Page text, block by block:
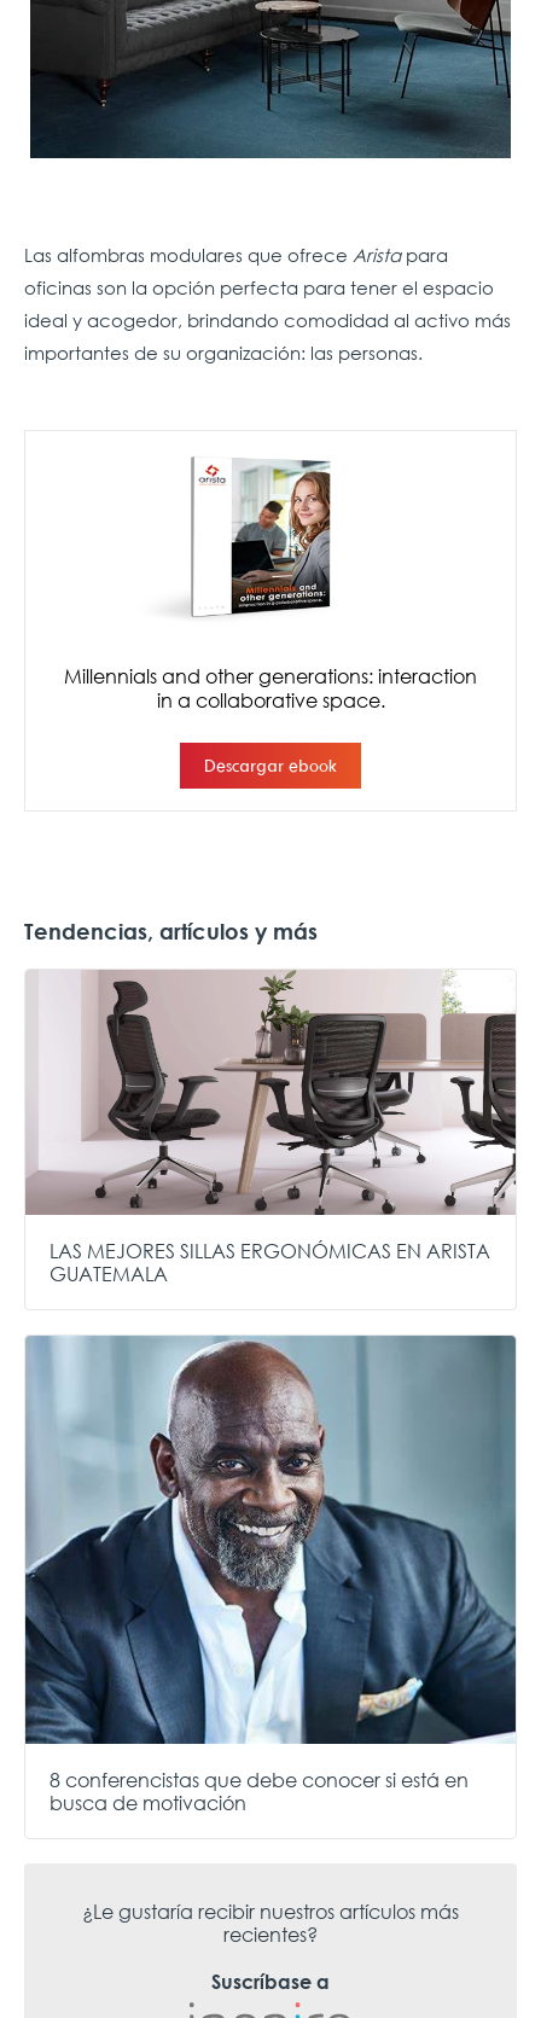
Las alfombras modulares que ofrece Aristapara
oficinas son la opción perfecta para tener el espacio
ideal y acogedor, brindando comodidad al activo más
importantes de su organización: las personas.
Tendencias, artículos y más
LAS MEJORES SILLAS ERGONÓMICAS EN ARISTA
GUATEMALA
8 conferencistas que debe conocer si está en
busca de motivación
¿Le gustaría recibir nuestros artículos más
recientes?
Suscríbase a